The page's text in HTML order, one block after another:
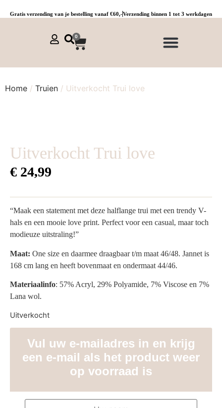
Gratis verzending van je bestelling vanaf €60,-Verzending binnen 1 tot 3 werkdagen
0
Home / Truien / Uitverkocht Trui love
Uitverkocht Trui love
€ 24,99
“Maak een statement met deze halflange trui met een trendy V-
hals en een mooie love print. Perfect voor een casual, maar toch
modieuze uitstraling!”
Maat: One size en daarmee draagbaar t/m maat 46/48. Jannet is
168 cm lang en heeft bovenmaat en ondermaat 44/46.
Materiaalinfo: 57% Acryl, 29% Polyamide, 7% Viscose en 7%
Lana wol.
Uitverkocht
Vul uw e-mailadres in en krijg
een e-mail als het product weer
op voorraad is